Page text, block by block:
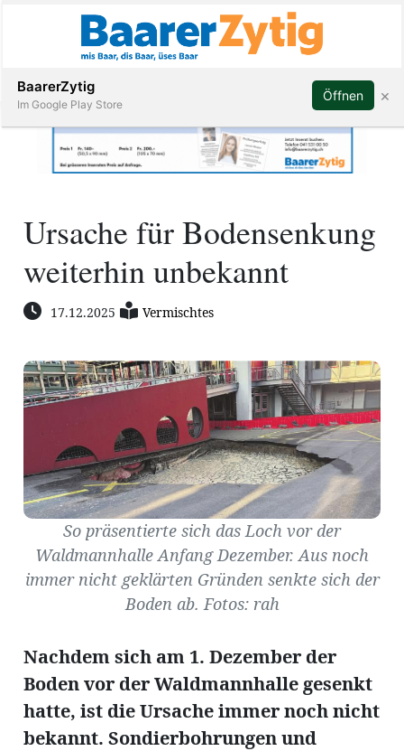
Veranstaltungen
Stellen
Amtliche
Mitteilungen
Baustellen
Abonnieren
Ursache für Bodensenkung
weiterhin unbekannt
17.12.2025 Vermischtes
So präsentierte sich das Loch vor der
Waldmannhalle Anfang Dezember. Aus noch
immer nicht geklärten Gründen senkte sich der
Boden ab. Fotos: rah
Nachdem sich am 1. Dezember der
Boden vor der Waldmannhalle gesenkt
hatte, ist die Ursache immer noch nicht
bekannt. Sondierbohrungen und
BaarerZytig
Im Google Play Store
Öffnen ×